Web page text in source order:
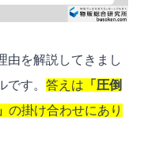
由を解説してきまし
す。 答えは 「圧倒
の掛け合わせにあり